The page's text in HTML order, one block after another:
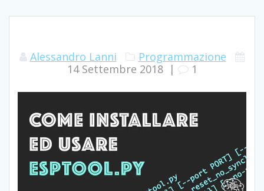
Alessandro Lanni
Programmazione
14 Settembre 2018| 1